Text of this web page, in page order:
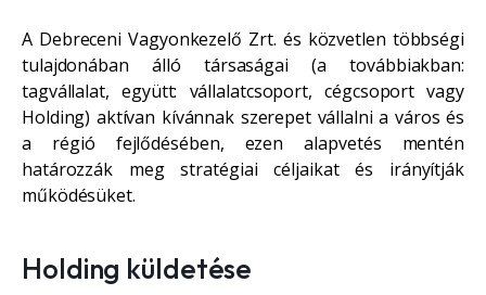
A Debreceni Vagyonkezelő Zrt. és közvetlen többségi
tulajdonában álló társaságai (a továbbiakban:
tagvállalat, együtt: vállalatcsoport, cégcsoport vagy
Holding) aktívan kívánnak szerepet vállalni a város és
a régió fejlődésében, ezen alapvetés mentén
határozzák meg stratégiai céljaikat és irányítják
működésüket.
Holding küldetése